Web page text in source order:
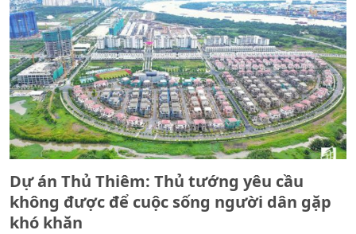
Dự án Thủ Thiêm: Thủ tướng yêu cầu
không được để cuộc sống người dân gặp
khó khăn